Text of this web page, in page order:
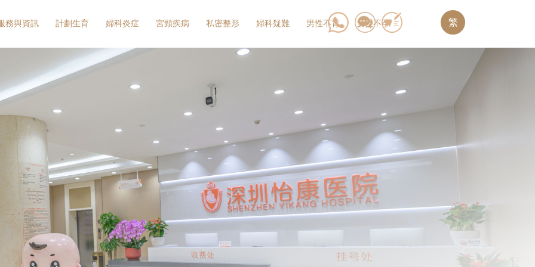
務與資訊 計劃生育 婦科炎症 宮頸疾病 私密整形 婦科疑難 男性不育 女性不孕 繁